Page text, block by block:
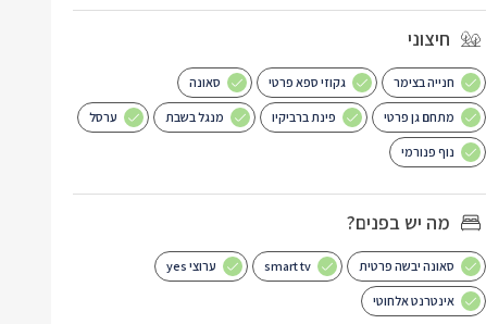
חיצוני
חנייה בצימר גקוזי ספא פרטי סאונה
מתחם גן פרטי פינת ברביקיו מנגל בשבת ערסל
נוף פנורמי
מה יש בפנים?
סאונה יבשה פרטית smart tv ערוצי yes
אינטרנט אלחוטי